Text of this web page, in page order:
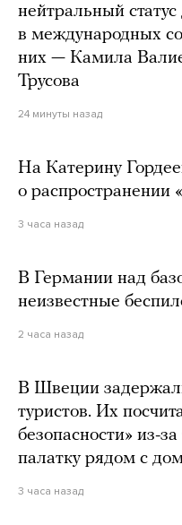
нейтральный статус
в международных
них — Камила
Трусова
24 минуты назад
На Катерину
о распространении
3 часа назад
В Германии над
неизвестные
2 часа назад
В Швеции
туристов. Их
безопасности» из-
палатку рядом с
3 часа назад